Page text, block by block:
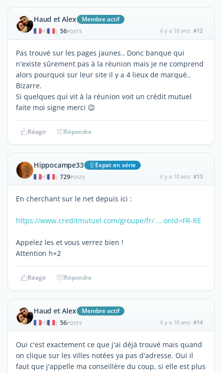
Haud et Alex Membre actif
| 56POSTS il y a 10 ans #12
Pas trouvé sur les pages jaunes.. Donc banque qui
n'existe sûrement pas à la réunion mais je ne comprend
alors pourquoi sur leur site il y a 4 lieux de marqué..
Bizarre.
Si quelques qui vit à la réunion voit un crédit mutuel
faite moi signe merci 😉
Réagir Répondre
Hippocampe33 Expat en série
| 729POSTS il y a 10 ans #13
En cherchant sur le net depuis ici :
https://www.creditmutuel.com/groupe/fr/ … onId=FR-RE
Appelez les et vous verrez bien !
Attention h+2
Réagir Répondre
Haud et Alex Membre actif
| 56POSTS il y a 10 ans #14
Oui c'est exactement ce que j'ai déjà trouvé mais quand
on clique sur les villes notées ya pas d'adresse. Oui il
faut que j'appelle ma conseillère du coup, si elle est plus